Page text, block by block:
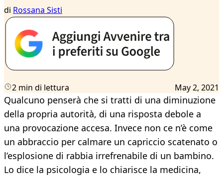
di Rossana Sisti
2 min di lettura May 2, 2021
Qualcuno penserà che si tratti di una diminuzione
della propria autorità, di una risposta debole a
una provocazione accesa. Invece non ce n’è come
un abbraccio per calmare un capriccio scatenato o
l’esplosione di rabbia irrefrenabile di un bambino.
Lo dice la psicologia e lo chiarisce la medicina,